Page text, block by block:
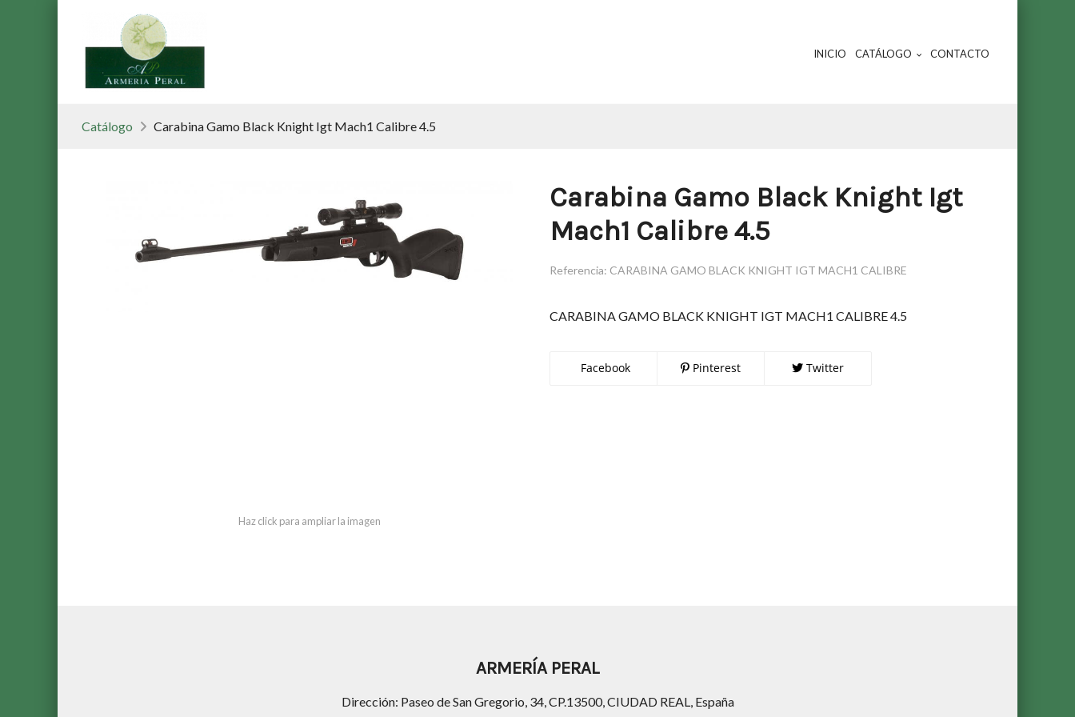
INICIO CATÁLOGO CONTACTO
Catálogo Carabina Gamo Black Knight Igt Mach1 Calibre 4.5
Haz click para ampliar la imagen
Carabina Gamo Black Knight Igt
Mach1 Calibre 4.5
Referencia: CARABINA GAMO BLACK KNIGHT IGT MACH1 CALIBRE
CARABINA GAMO BLACK KNIGHT IGT MACH1 CALIBRE 4.5
Facebook Pinterest Twitter
ARMERÍA PERAL
Dirección: Paseo de San Gregorio, 34, CP.13500, CIUDAD REAL, España